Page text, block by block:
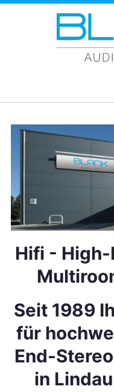
Zum Hauptinhalt
Home
Hifi -
Seit 1989
für
End-
in